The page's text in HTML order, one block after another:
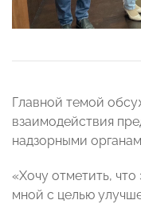
Главной темой
взаимодействия
надзорными
«Хочу отметить,
мной с целью